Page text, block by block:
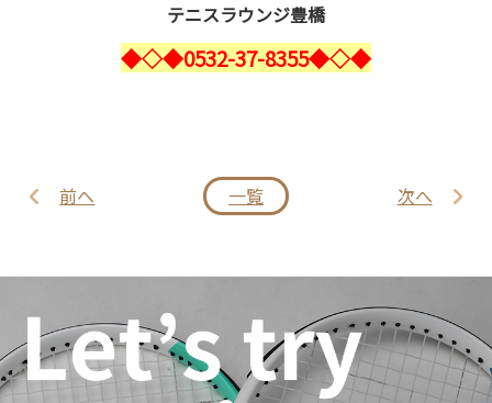
テニスラウンジ豊橋
◆◇◆0532-37-8355◆◇◆
前へ 一覧 次へ